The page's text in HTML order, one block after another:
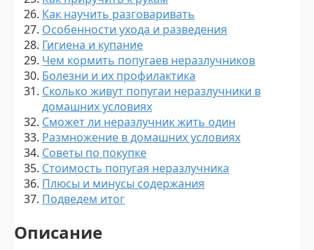
Как научить разговаривать
Особенности ухода и разведения
Гигиена и купание
Чем кормить попугаев неразлучников
Болезни и их профилактика
Сколько живут попугаи неразлучники в
домашних условиях
Сможет ли неразлучник жить один
Размножение в домашних условиях
Советы по покупке
Стоимость попугая неразлучника
Плюсы и минусы содержания
Подведем итог
Описание